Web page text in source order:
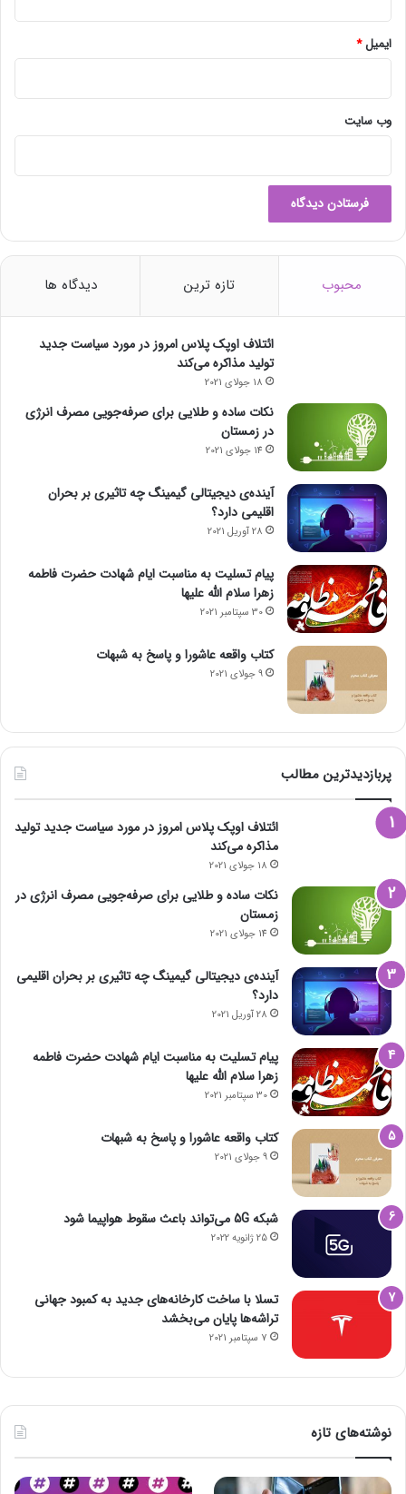
ایمیل*
وب‌ سایت
محبوب تازه ترین دیدگاه ها
ائتلاف اوپک پلاس امروز در مورد سیاست جدید
تولید مذاکره می‌کند
18 جولای 2021
نکات ساده و طلایی برای صرفه‌جویی مصرف انرژی
در زمستان
14 جولای 2021
آینده‌ی دیجیتالی گیمینگ چه تاثیری بر بحران
اقلیمی دارد؟
28 آوریل 2021
پیام تسلیت به مناسبت ایام شهادت حضرت فاطمه
زهرا سلام الله علیها
30 سپتامبر 2021
کتاب واقعه عاشورا و پاسخ به شبهات
9 جولای 2021
پربازدیدترین مطالب
ائتلاف اوپک پلاس امروز در مورد سیاست جدید تولید
مذاکره می‌کند
18 جولای 2021
نکات ساده و طلایی برای صرفه‌جویی مصرف انرژی در
زمستان
14 جولای 2021
آینده‌ی دیجیتالی گیمینگ چه تاثیری بر بحران اقلیمی
دارد؟
28 آوریل 2021
پیام تسلیت به مناسبت ایام شهادت حضرت فاطمه
زهرا سلام الله علیها
30 سپتامبر 2021
کتاب واقعه عاشورا و پاسخ به شبهات
9 جولای 2021
شبکه 5G می‌تواند باعث سقوط هواپیما شود
25 ژانویه 2022
تسلا با ساخت کارخانه‌های جدید به کمبود جهانی
تراشه‌ها پایان می‌بخشد
7 سپتامبر 2021
نوشته‌های تازه